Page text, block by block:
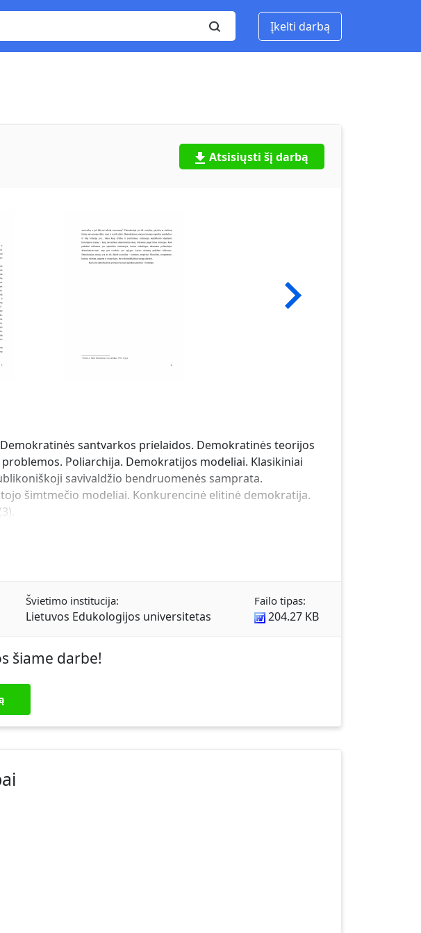
Įkelti darbą
Atsisiųsti šį darbą
santvarkos prielaidos. Demokratinės teorijos
Poliarchija. Demokratijos modeliai. Klasikiniai
savivaldžio bendruomenės samprata.
šimtmečio modeliai. Konkurencinė elitinė demokratija.
Švietimo institucija:
Lietuvos Edukologijos universitetas
Failo tipas:
204.27 KB
šiame darbe!